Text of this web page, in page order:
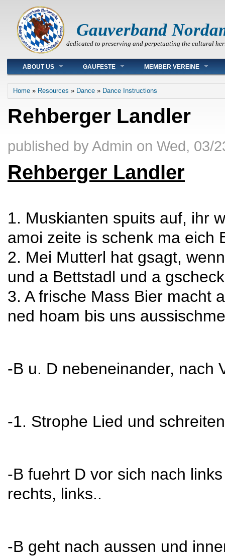
Gauverband
dedicated to preserving and perpetuating the cultural
Main menu
ABOUT US GAUFESTE MEMBER VEREINE
You are here
Home » Resources » Dance » Dance Instructions
Rehberger Landler
published byAdmin on Wed, 03/
Rehberger Landler
1. Muskianten spuits auf, ihr
amoi zeite is schenk ma eich
2. Mei Mutterl hat gsagt,
und a Bettstadl und a
3. A frische Mass Bier macht
ned hoam bis uns
-B u. D nebeneinander, nach
-1. Strophe Lied und
-B fuehrt D vor sich nach
rechts, links..
-B geht nach aussen und